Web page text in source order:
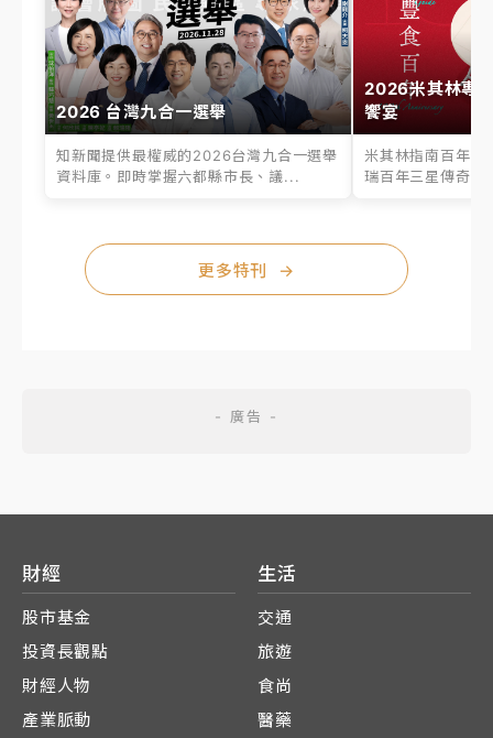
2026 台灣九合一選舉
知新聞提供最權威的2026台灣九合一選舉
資料庫。即時掌握六都縣市長、議...
2026米其林專
饗宴
米其林指南百年之
瑞百年三星傳奇、
更多特刊 →
財經
股市基金
投資長觀點
財經人物
產業脈動
生活
交通
旅遊
食尚
醫藥